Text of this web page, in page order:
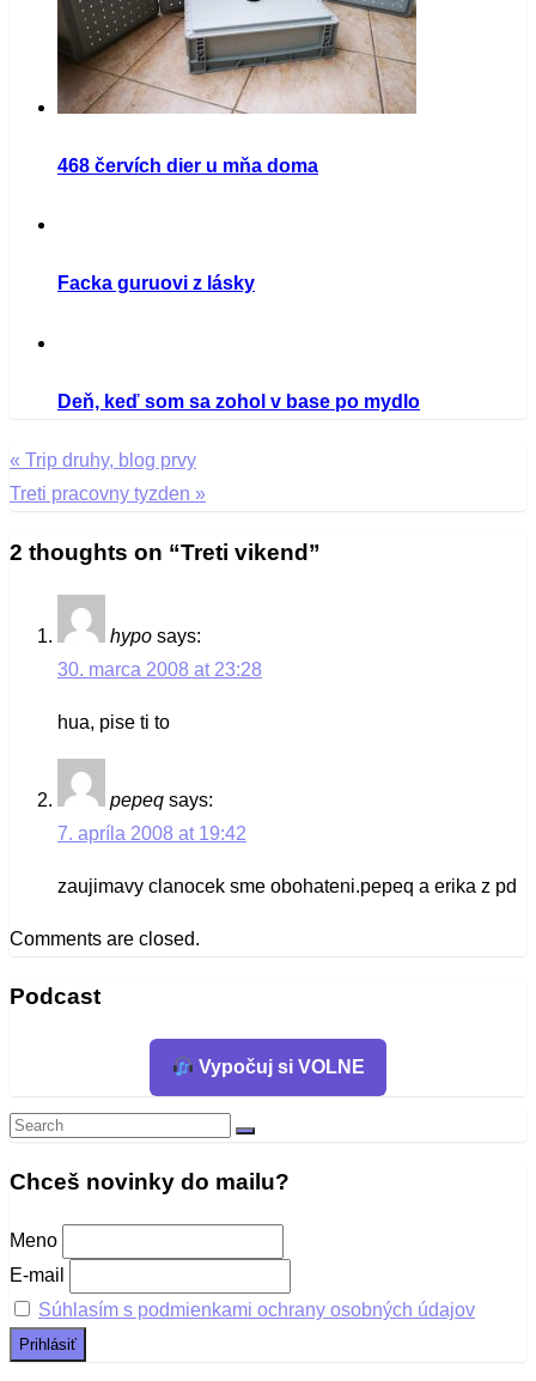
468 červích dier u mňa doma
Facka guruovi z lásky
Deň, keď som sa zohol v base po mydlo
Navigácia
článku
« Trip druhy, blog prvy
Treti pracovny tyzden »
2 thoughts on “Treti vikend ”
hypo says:
30. marca 2008 at 23:28
hua, pise ti to
pepeq says:
7. apríla 2008 at 19:42
zaujimavy clanocek sme obohateni.pepeq a erika z pd
Comments are closed.
Podcast
Vypočuj si VOLNE
Search
Chceš novinky do mailu?
Meno
E-mail
Súhlasím s podmienkami ochrany osobných údajov